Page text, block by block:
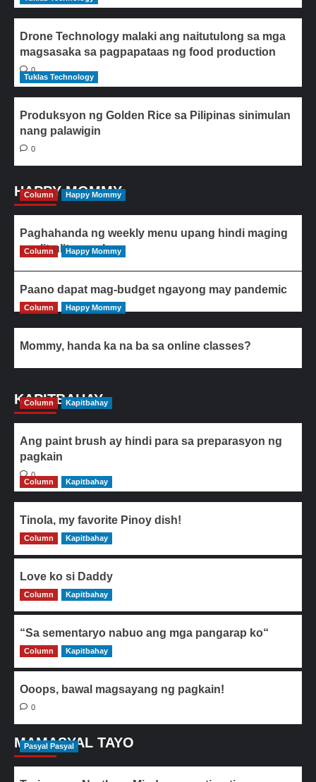
Drone Technology malaki ang naitutulong sa mga
magsasaka sa pagpapataas ng food production
0
Tuklas Technology
Produksyon ng Golden Rice sa Pilipinas sinimulan
nang palawigin
0
HAPPY MOMMY
Column Happy Mommy
Paghahanda ng weekly menu upang hindi maging
paulit-ulit ang ulam
Column Happy Mommy
Paano dapat mag-budget ngayong may pandemic
Column Happy Mommy
Mommy, handa ka na ba sa online classes?
KAPITBAHAY
Column Kapitbahay
Ang paint brush ay hindi para sa preparasyon ng
pagkain
0
Column
Kapitbahay
Tinola, my favorite Pinoy dish!
0
Column Kapitbahay
Love ko si Daddy
0
Column Kapitbahay
“Sa sementaryo nabuo ang mga pangarap ko“
0
Column Kapitbahay
Ooops, bawal magsayang ng pagkain!
0
MAMASYAL TAYO
Pasyal Pasyal